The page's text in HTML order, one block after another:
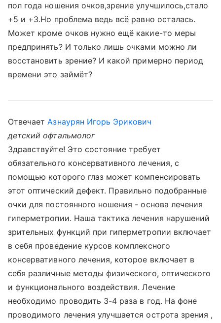
пол года ношения очков,зрение улучшилось,стало
+5 и +3.Но проблема ведь всё равно осталась.
Может кроме очков нужно ещё какие-то меры
предпринять? И только лишь очками можно ли
восстановить зрение? И какой примерно период
времени это займёт?
ОтвечаетАзнаурян Игорь Эрикович
детский офтальмолог
Здравствуйте! Это состояние требует
обязательного консервативного лечения, с
помощью которого глаз может компенсировать
этот оптический дефект. Правильно подобранные
очки для постоянного ношения - основа лечения
гиперметропии. Наша тактика лечения нарушений
зрительных функций при гиперметропии включает
в себя проведение курсов комплексного
консервативного лечения, которое включает в
себя различные методы физического, оптического
и функционального воздействия. Лечение
необходимо проводить 3-4 раза в год. На фоне
проводимого лечения улучшается острота зрения ,